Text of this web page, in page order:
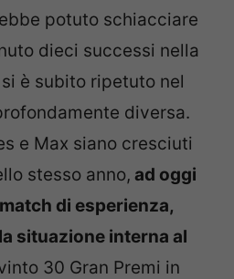
potuto schiacciare
dieci successi nella
è subito ripetuto nel
diversa.
e Max siano cresciuti
stesso anno, ad oggi
di esperienza,
situazione interna al
30 Gran Premi in